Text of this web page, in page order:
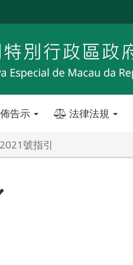
告示 法律法規
號指引